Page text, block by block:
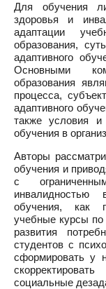
Для обучения
здоровья и
адаптации
образования,
адаптивного
Основными
образования
процесса,
адаптивного
также условия и
обучения в
Авторы
обучения и
с
инвалидностью
обучения, как
учебные курсы
развития
студентов с
сформировать у
социальные